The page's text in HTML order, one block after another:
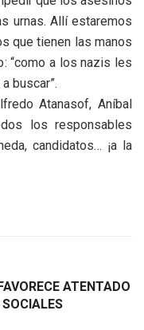
urnas. Allí estaremos
que tienen las manos
“como a los nazis les
buscar”.
Atanasof, Aníbal
los responsables
candidatos… ¡a la
ATENTADO